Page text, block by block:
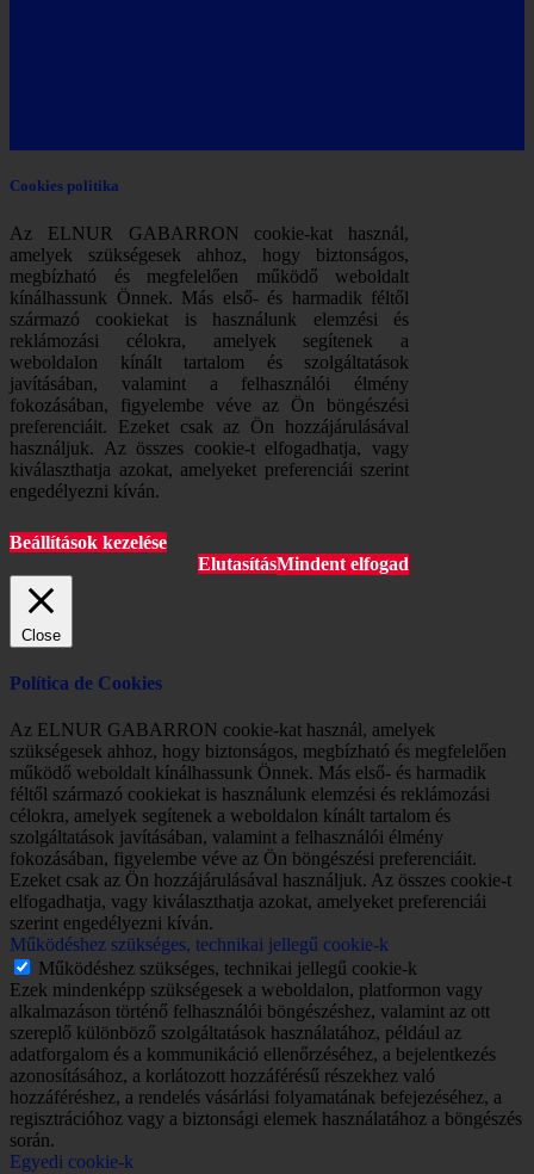
Cookies politika
Az ELNUR GABARRON cookie-kat használ,
amelyek szükségesek ahhoz, hogy biztonságos,
megbízható és megfelelően működő weboldalt
kínálhassunk Önnek. Más első- és harmadik féltől
származó cookiekat is használunk elemzési és
reklámozási célokra, amelyek segítenek a
weboldalon kínált tartalom és szolgáltatások
javításában, valamint a felhasználói élmény
fokozásában, figyelembe véve az Ön böngészési
preferenciáit. Ezeket csak az Ön hozzájárulásával
használjuk. Az összes cookie-t elfogadhatja, vagy
kiválaszthatja azokat, amelyeket preferenciái szerint
engedélyezni kíván.
Beállítások kezelése
ElutasításMindent elfogad
Close
Política de Cookies
Az ELNUR GABARRON cookie-kat használ, amelyek
szükségesek ahhoz, hogy biztonságos, megbízható és megfelelően
működő weboldalt kínálhassunk Önnek. Más első- és harmadik
féltől származó cookiekat is használunk elemzési és reklámozási
célokra, amelyek segítenek a weboldalon kínált tartalom és
szolgáltatások javításában, valamint a felhasználói élmény
fokozásában, figyelembe véve az Ön böngészési preferenciáit.
Ezeket csak az Ön hozzájárulásával használjuk. Az összes cookie-t
elfogadhatja, vagy kiválaszthatja azokat, amelyeket preferenciái
szerint engedélyezni kíván.
Működéshez szükséges, technikai jellegű cookie-k
Működéshez szükséges, technikai jellegű cookie-k
Ezek mindenképp szükségesek a weboldalon, platformon vagy
alkalmazáson történő felhasználói böngészéshez, valamint az ott
szereplő különböző szolgáltatások használatához, például az
adatforgalom és a kommunikáció ellenőrzéséhez, a bejelentkezés
azonosításához, a korlátozott hozzáférésű részekhez való
hozzáféréshez, a rendelés vásárlási folyamatának befejezéséhez, a
regisztrációhoz vagy a biztonsági elemek használatához a böngészés
során.
Egyedi cookie-k